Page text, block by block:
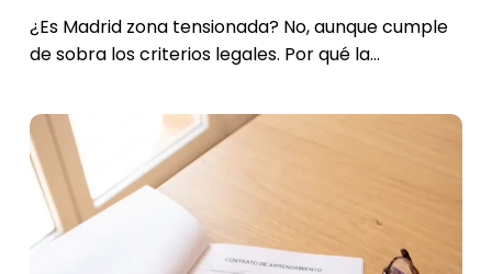
¿Es Madrid zona tensionada? No, aunque cumple
de sobra los criterios legales. Por qué la…
Cláusulas
nulas
en